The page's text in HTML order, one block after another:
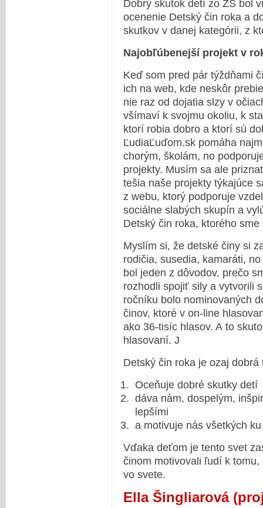
Dobrý skutok detí zo ZŠ bol
ocenenie Detský čin roka a
skutkov v danej kategórii, z
Najobľúbenejší projekt v
Keď som pred pár týždňami
ich na web, kde neskôr
nie raz od dojatia slzy v
všímaví k svojmu okoliu, k
ktorí robia dobro a ktorí sú
ĽudiaĽuďom.sk pomáha
chorým, školám, no
projekty. Musím sa ale
tešia naše projekty týkajúce
z webu, ktorý podporuje
sociálne slabých skupín a
Detský čin roka, ktorého
Myslím si, že detské činy si
rodičia, susedia, kamaráti,
bol jeden z dôvodov, prečo
rozhodli spojiť sily a vytvorili
ročníku bolo nominovaných
činov, ktoré v on-line
ako 36-tisíc hlasov. A to
hlasovaní. J
Detský čin roka je ozaj dobrá
Oceňuje dobré skutky detí
dáva nám, dospelým,
lepšími
a motivuje nás všetkých
Vďaka deťom je tento svet
činom motivovali ľudí k
vo svete.
Ella Šingliarová